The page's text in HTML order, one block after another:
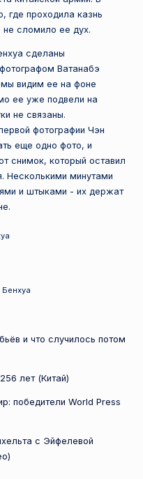
где проходила казнь
не сломило ее дух.
сделаны
Ватанабэ
мы видим ее на фоне
ее уже подвели на
не связаны.
фотографии Чэн
еще одно фото, и
снимок, который оставил
Несколькими минутами
и штыками - их держат
и что случилось потом
лет (Китай)
победители World Press
с Эйфелевой